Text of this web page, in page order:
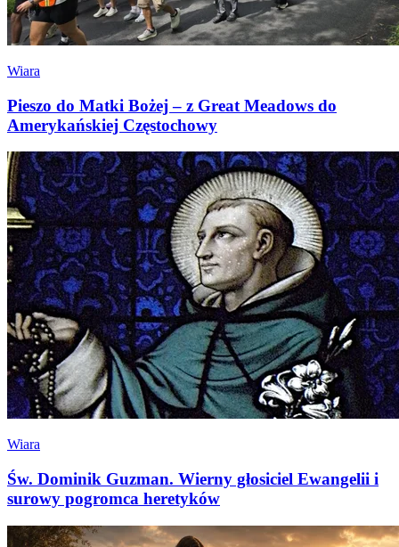
Wiara
Pieszo do Matki Bożej – z Great Meadows do
Amerykańskiej Częstochowy
Wiara
Św. Dominik Guzman. Wierny głosiciel Ewangelii i
surowy pogromca heretyków